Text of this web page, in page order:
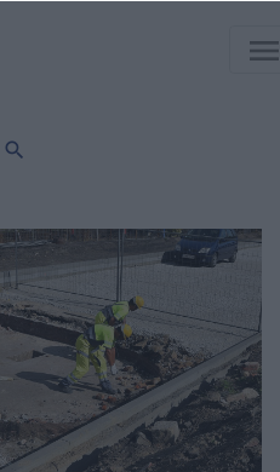
search